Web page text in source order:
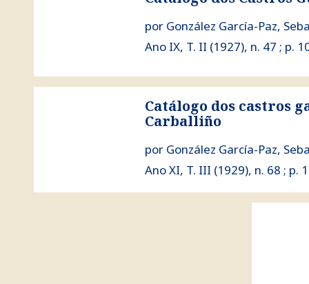
por González García-Paz,
Ano IX, T. II (1927), n. 47 ; p.
ver Catálogo dos castros galegos : A Terra do
Catálogo dos castros
Carballiño
por González García-Paz,
Ano XI, T. III (1929), n. 68 ; p.
ver